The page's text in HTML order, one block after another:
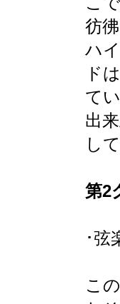
彷
ハ
ド
て
出
し
第2
･弦
こ